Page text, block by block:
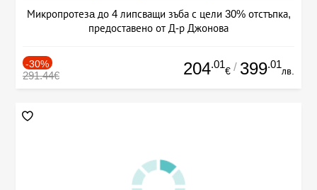
Микропротезa до 4 липсващи зъба с цели 30% отстъпка,
предоставено от Д-р Джонова
-30%
291.44€ 204.01
€ / 399.01
лв.